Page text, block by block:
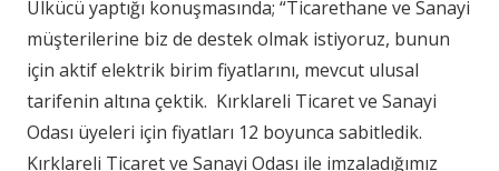
Ülkücü yaptığı konuşmasında; “Ticarethane ve Sanayi
müşterilerine biz de destek olmak istiyoruz, bunun
için aktif elektrik birim fiyatlarını, mevcut ulusal
tarifenin altına çektik. Kırklareli Ticaret ve Sanayi
Odası üyeleri için fiyatları 12 boyunca sabitledik.
Kırklareli Ticaret ve Sanayi Odası ile imzaladığımız